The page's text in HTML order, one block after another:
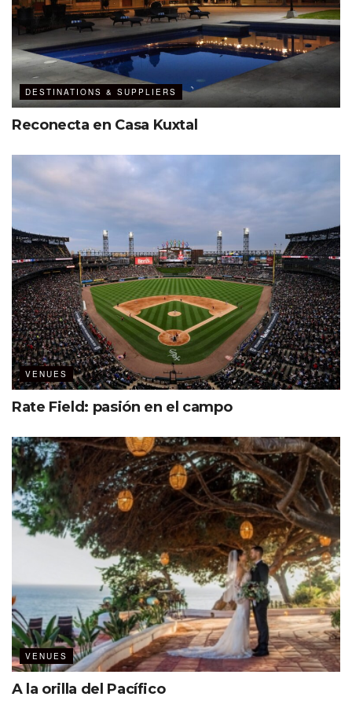
Este venue tiene una sala sensorial diseñada para
proporcionar un ambiente controlado donde las personas
autistas, hipersensibles o con algún trastorno neurológico
puedan sentirse más cómodas y gestionar momentos de
crisis.
Adidas invertirá 3.24 millones de dólares anuales en el
naming rightsdel venue, según cifras oficiales.
París 2024: anfitriona de los Juegos Olímpicos y
Paralímpicos.
DESCUBRE COMO LA SEDE OLÍMPICA SE CONVIRTÓ DE
CIUDAD A VENUE DEPORTIVA AQUÍ.
DESTINATIONS & SUPPLIERS
Reconecta en Casa Kuxtal
VENUES
Rate Field: pasión en el campo
VENUES
A la orilla del Pacífico